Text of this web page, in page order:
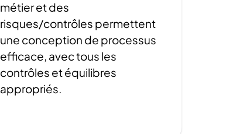
métier et des
risques/contrôles permettent
une conception de processus
efficace, avec tous les
contrôles et équilibres
appropriés.